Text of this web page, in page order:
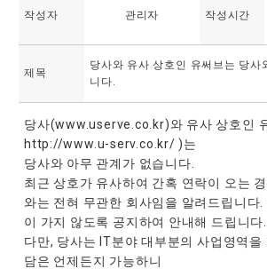
작성자 관리자 작성시간
제목
당사와 유사 상호인 유써브는 당사
니다.
당사(www.userve.co.kr)와 유사 상호인
http://www.u-serv.co.kr/ )는
당사와 아무 관계가 없습니다.
최근 상호가 유사하여 간혹 연락이 오는
와는 전혀 무관한 회사임을 알려드립니다.
이 가지 않도록 공지하여 안내해 드립니다.
다만, 당사는 IT분야 대부분의 사업영역을
담은 언제든지 가능하니